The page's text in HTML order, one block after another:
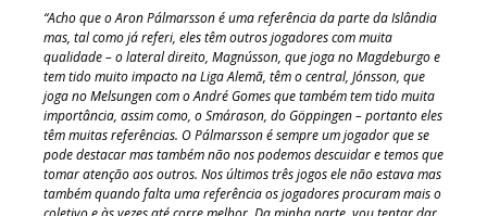
“Acho que o Aron Pálmarsson é uma referência da parte da Islândia
mas, tal como já referi, eles têm outros jogadores com muita
qualidade – o lateral direito, Magnússon, que joga no Magdeburgo e
tem tido muito impacto na Liga Alemã, têm o central, Jónsson, que
joga no Melsungen com o André Gomes que também tem tido muita
importância, assim como, o Smárason, do Göppingen – portanto eles
têm muitas referências. O Pálmarsson é sempre um jogador que se
pode destacar mas também não nos podemos descuidar e temos que
tomar atenção aos outros. Nos últimos três jogos ele não estava mas
também quando falta uma referência os jogadores procuram mais o